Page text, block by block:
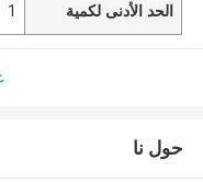
الحد الأدنى لكمية 1
حول نا